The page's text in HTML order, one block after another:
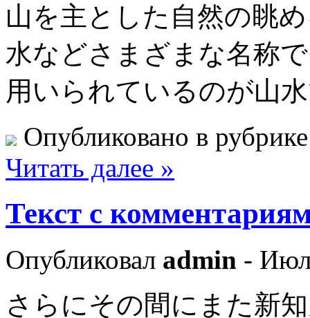
山を主とした自然の眺
水などさまざまな名称
用いられているのが山
Опубликовано в
Читать далее »
Текст с
Опубликовал admin -
さらにその間にまた新